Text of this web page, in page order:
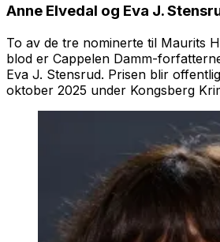
Anne Elvedal og Eva J.
To av de tre nominerte til Maurits
blod er Cappelen Damm-
Eva J. Stensrud. Prisen blir
oktober 2025 under Kongsberg